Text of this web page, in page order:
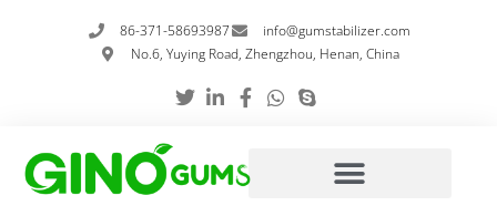
86-371-58693987
info@gumstabilizer.com
No.6, Yuying Road, Zhengzhou, Henan, China